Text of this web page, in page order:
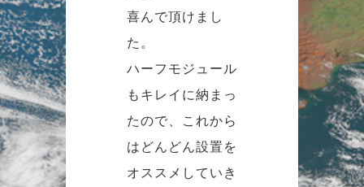
喜んで頂けまし
た。
ハーフモジュール
もキレイに納まっ
たので、これから
はどんどん設置を
オススメしていき